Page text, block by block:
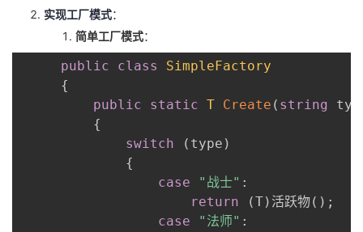
实现工厂模式：
简单工厂模式：
public class
SimpleFactory
{
public
static T Create ( string
{
switch
( type )
{
case
"战士" :
return
(T) 活跃物( ) ;
case
"法师" :